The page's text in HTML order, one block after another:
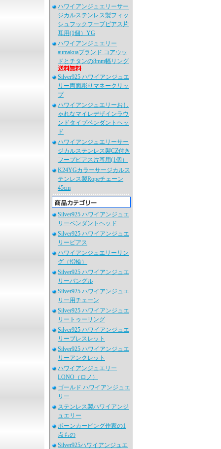
ハワイアンジュエリーサー
ジカルステンレス製フィッ
シュフックフープピアス片
耳用(1個）YG
ハワイアンジュエリー
aumakuaブランド コアウッ
ドとチタンの8mm幅リング
Silver925 ハワイアンジュエ
リー両面彫りマネークリッ
プ
ハワイアンジュエリーおし
ゃれなマイレデザインラウ
ンドタイプペンダントヘッ
ド
ハワイアンジュエリーサー
ジカルステンレス製CZ付き
フープピアス片耳用(1個）
K24YGカラーサージカルス
テンレス製Ropeチェーン
45cm
Silver925 ハワイアンジュエ
リーペンダントヘッド
Silver925 ハワイアンジュエ
リーピアス
ハワイアンジュエリーリン
グ（指輪）
Silver925 ハワイアンジュエ
リーバングル
Silver925 ハワイアンジュエ
リー用チェーン
Silver925 ハワイアンジュエ
リートゥーリング
Silver925 ハワイアンジュエ
リーブレスレット
Silver925 ハワイアンジュエ
リーアンクレット
ハワイアンジュエリー
LONO（ロノ）
ゴールド ハワイアンジュエ
リー
ステンレス製ハワイアンジ
ュエリー
ボーンカービング作家の1
点もの
Silver925ハワイアンジュエ